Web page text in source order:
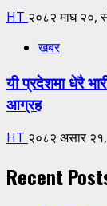
HT २०८२ माघ २०,
खबर
यी प्रदेशमा धेरै
आग्रह
HT २०८२ असार
Recent